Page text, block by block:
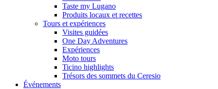
Taste my Lugano
Produits locaux et recettes
Tours et expériences
Visites guidées
One Day Adventures
Expériences
Moto tours
Ticino highlights
Trésors des sommets du Ceresio
Événements